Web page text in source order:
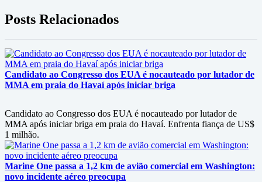
Posts Relacionados
Candidato ao Congresso dos EUA é nocauteado por lutador de
MMA em praia do Havaí após iniciar briga
Candidato ao Congresso dos EUA é nocauteado por lutador de
MMA após iniciar briga em praia do Havaí. Enfrenta fiança de US$
1 milhão.
Marine One passa a 1,2 km de avião comercial em Washington:
novo incidente aéreo preocupa